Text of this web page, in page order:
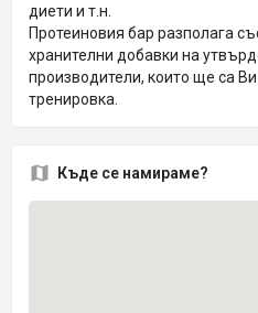
диети и т.н.
Протеиновия бар разполага
хранителни добавки на
производители, които ще са
тренировка.
Къде се намираме?